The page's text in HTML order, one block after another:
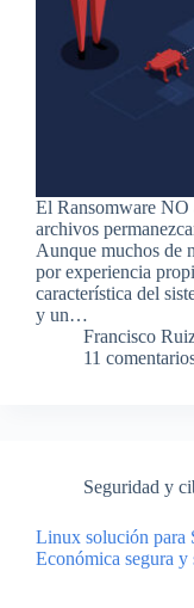
El Ransomware NO
archivos
Aunque muchos de
por experiencia
característica del
y un…
Francisco
11
Seguridad y
Linux solución para
Económica segura y